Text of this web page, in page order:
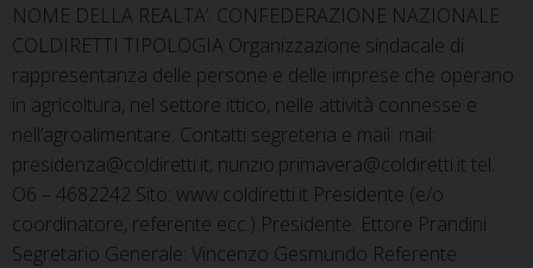
NOME DELLA REALTA’: CONFEDERAZIONE NAZIONALE
COLDIRETTI TIPOLOGIA Organizzazione sindacale di
rappresentanza delle persone e delle imprese che operano
in agricoltura, nel settore ittico, nelle attività connesse e
nell’agroalimentare. Contatti segreteria e mail: mail:
presidenza@coldiretti.it; nunzio.primavera@coldiretti.it tel.
O6 – 4682242 Sito: www.coldiretti.it Presidente (e/o
coordinatore, referente ecc.) Presidente: Ettore Prandini
Segretario Generale: Vincenzo Gesmundo Referente